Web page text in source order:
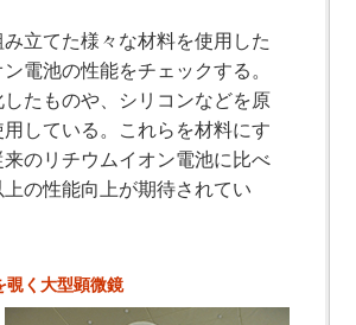
立てた様々な材料を使用した
電池の性能をチェックする。
たものや、シリコンなどを原
している。これらを材料にす
来のリチウムイオン電池に比べ
の性能向上が期待されてい
覗く大型顕微鏡